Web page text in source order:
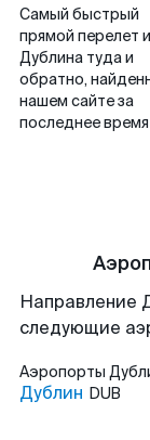
Самый быстрый
прямой перелет
Дублина туда и
обратно,
нашем сайте за
последнее время
Направление
следующие
Аэропорты
Дублин DUB